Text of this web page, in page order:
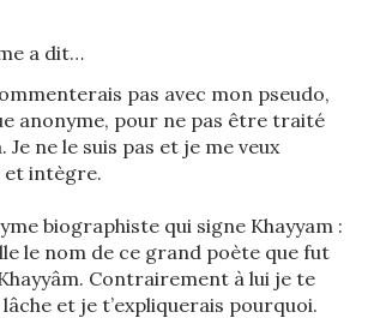
a dit…
pas avec mon pseudo,
anonyme, pour ne pas être traité
Je ne le suis pas et je me veux
et intègre.
biographiste qui signe Khayyam :
le nom de ce grand poète que fut
Contrairement à lui je te
et je t’expliquerais pourquoi.